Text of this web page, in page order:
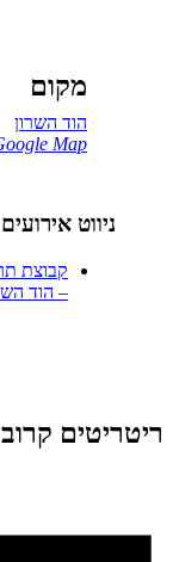
מקום
הוד השרון
Map
ניווט אירועים
קבוצת
– הוד
ריטריטים